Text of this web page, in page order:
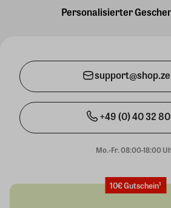
Personalisierter
+49 (0) 40 32 80
Mo.-Fr. 08:00-18:00
10€ Gutschein¹